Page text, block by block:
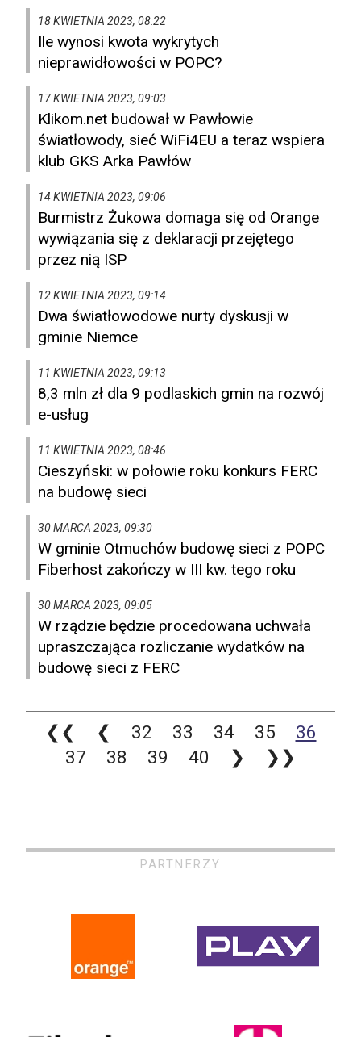
18 KWIETNIA 2023, 08:22
Ile wynosi kwota wykrytych
nieprawidłowości w POPC?
17 KWIETNIA 2023, 09:03
Klikom.net budował w Pawłowie
światłowody, sieć WiFi4EU a teraz wspiera
klub GKS Arka Pawłów
14 KWIETNIA 2023, 09:06
Burmistrz Żukowa domaga się od Orange
wywiązania się z deklaracji przejętego
przez nią ISP
12 KWIETNIA 2023, 09:14
Dwa światłowodowe nurty dyskusji w
gminie Niemce
11 KWIETNIA 2023, 09:13
8,3 mln zł dla 9 podlaskich gmin na rozwój
e-usług
11 KWIETNIA 2023, 08:46
Cieszyński: w połowie roku konkurs FERC
na budowę sieci
30 MARCA 2023, 09:30
W gminie Otmuchów budowę sieci z POPC
Fiberhost zakończy w III kw. tego roku
30 MARCA 2023, 09:05
W rządzie będzie procedowana uchwała
upraszczająca rozliczanie wydatków na
budowę sieci z FERC
❮❮ ❮ 32 33 34 35
36
37
38 39 40 ❯ ❯❯
PARTNERZY